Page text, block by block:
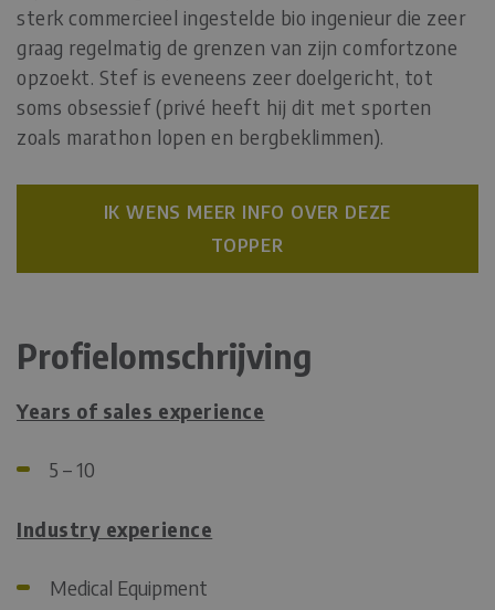
sterk commercieel ingestelde bio ingenieur die zeer
graag regelmatig de grenzen van zijn comfortzone
opzoekt. Stef is eveneens zeer doelgericht, tot
soms obsessief (privé heeft hij dit met sporten
zoals marathon lopen en bergbeklimmen).
IK WENS MEER INFO OVER DEZE
TOPPER
Profielomschrijving
Years of sales experience
5 – 10
Industry experience
Medical Equipment